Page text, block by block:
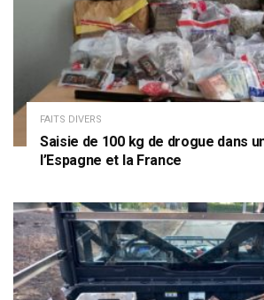
FAITS DIVERS
Saisie de 100 kg de drogue dans
l’Espagne et la France